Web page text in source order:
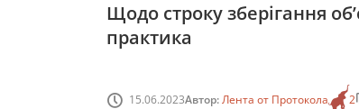
Щодо строку зберігання
практика
15.06.2023Автор:Лента от Протокола 2